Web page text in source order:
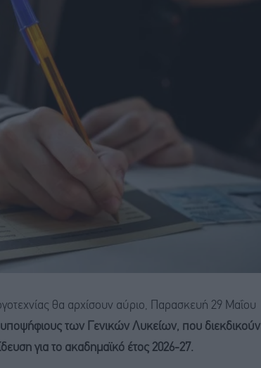
θα αρχίσουν αύριο, Παρασκευή 29 Μαΐου
υποψήφιους των Γενικών Λυκείων, που διεκδικούν
για το ακαδημαϊκό έτος 2026-27.